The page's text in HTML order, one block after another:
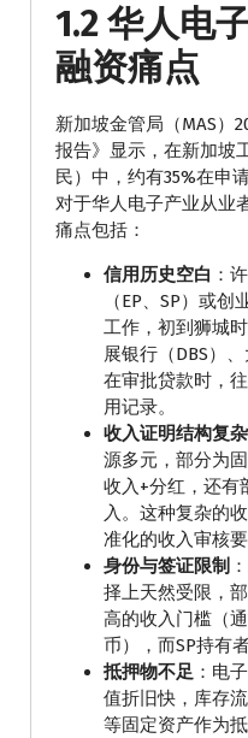
1.2 华人电
融资痛点
新加坡金管局（MAS）
报告》显示，在新加坡
民）中，约有35%在申
对于华人电子产业从业
痛点包括：
信用历史空白 ：
（EP、SP）或
工作，初到狮城
展银行（DBS）
在审批贷款时，
用记录。
收入证明结构复杂
源多元，部分为
收入+分红，还有
入。这种复杂的
准化的收入审核要
身份与签证限制
择上天然受限，
高的收入门槛（
币），而SP持有
抵押物不足 ：电
值折旧快，库存
等固定资产作为